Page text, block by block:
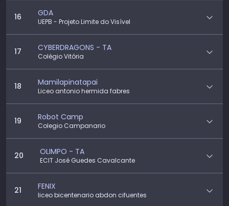
16 GDA
UEPB - Projeto Limite do Visível
17 CYBERDRAGONS - TA
Colégio Vitória
18 Mamilapinatapai
Liceo antonio hermida fabres
19 Robot Camp
Colegio Campanario
20 OLIMPO - TA
ECIT José Guedes Cavalcante
21 FENIX
liceo bicentenario abdon cifuentes